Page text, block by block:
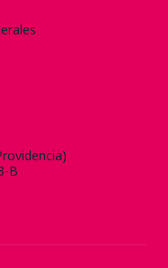
B